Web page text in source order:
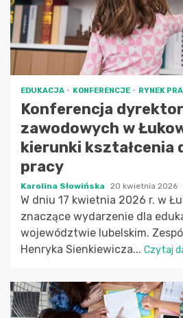
EDUKACJA KONFERENCJE RYNEK
Konferencja
zawodowych w
kierunki kształcenia
pracy
Karolina Słowińska 20 kwietnia 2026
W dniu 17 kwietnia 2026 r. w
znaczące wydarzenie dla
województwie lubelskim.
Henryka Sienkiewicza... Czytaj